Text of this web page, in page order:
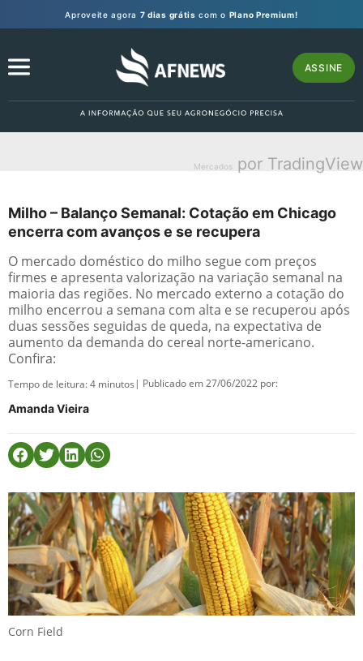
Aproveite agora 7 dias grátis com o Plano Premium!
ASSINE
Mercados por TradingView
Milho – Balanço Semanal: Cotação em Chicago
encerra com avanços e se recupera
O mercado doméstico do milho segue com preços
firmes e apresenta valorização na variação semanal na
maioria das regiões. No mercado externo a cotação do
milho encerrou a semana com alta e se recuperou após
duas sessões seguidas de queda, na expectativa de
aumento da demanda do cereal norte-americano.
Confira:
Tempo de leitura:4 minutos | Publicado em 27/06/2022 por:
Amanda Vieira
Corn Field